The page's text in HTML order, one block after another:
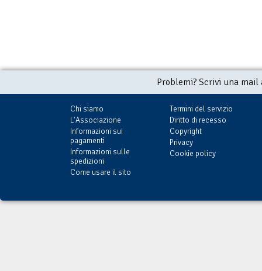
Problemi? Scrivi una
Chi siamo
L'Associazione
Informazioni sui
pagamenti
Informazioni sulle
spedizioni
Come usare il sito
Termini del servizio
Diritto di recesso
Copyright
Privacy
Cookie policy